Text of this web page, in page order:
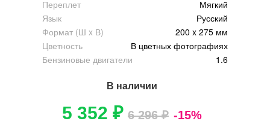
Переплет
Мягкий
Язык
Русский
Формат (Ш x В)
200 x 275 мм
Цветность
В цветных фотографиях
Бензиновые двигатели
1.6
В наличии
5 352 ₽ 6 296 ₽ -15%